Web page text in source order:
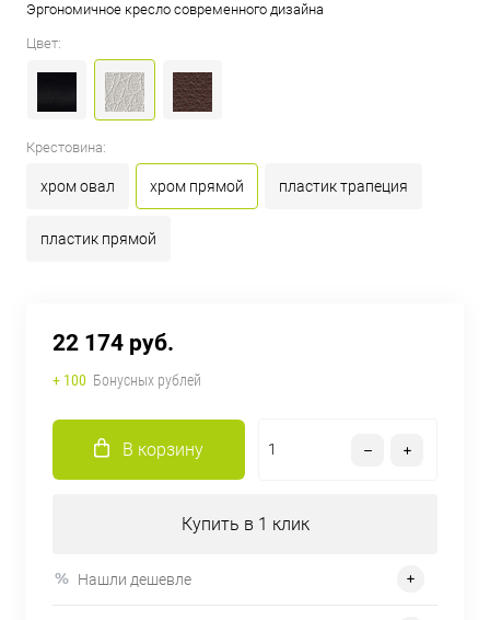
Эргономичное кресло современного дизайна
Цвет:
Крестовина:
хром овал хром прямой пластик трапеция
пластик прямой
22 174 руб.
+ 100 Бонусных рублей
В корзину
Купить в 1 клик
Нашли дешевле